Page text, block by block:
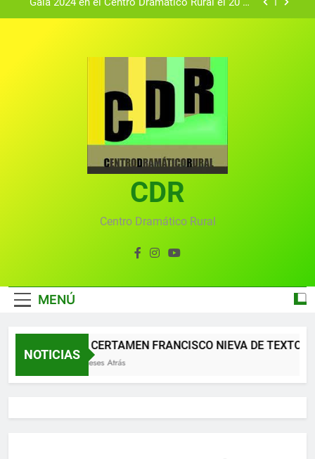
Gala 2024 en el Centro Dramático Rural el 20 de
convocado por el Centro Dramático Rural de Mira
(Cuenca)
Gala anual virtual del Centro Dramático Rural de
Gala del Centro Dramático Rural 2025
Gala 2024 en el Centro Dramático Rural el 20 de
Textos seleccionados en el VI Certamen
Francisco Nieva de piezas breves teatrales
convocado por el Centro Dramático Rural de Mira
Gala anual virtual del Centro Dramático Rural de
CDR
Centro Dramático Rural
MENÚ
NOTICIAS
XII CERTAMEN FRANCISCO NIEVA DE TEXTOS
2 Meses Atrás